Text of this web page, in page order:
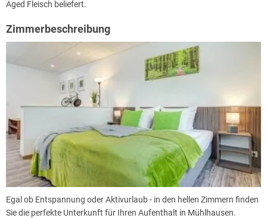
Aged Fleisch beliefert.
Zimmerbeschreibung
Egal ob Entspannung oder Aktivurlaub - in den hellen Zimmern finden
Sie die perfekte Unterkunft für Ihren Aufenthalt in Mühlhausen.